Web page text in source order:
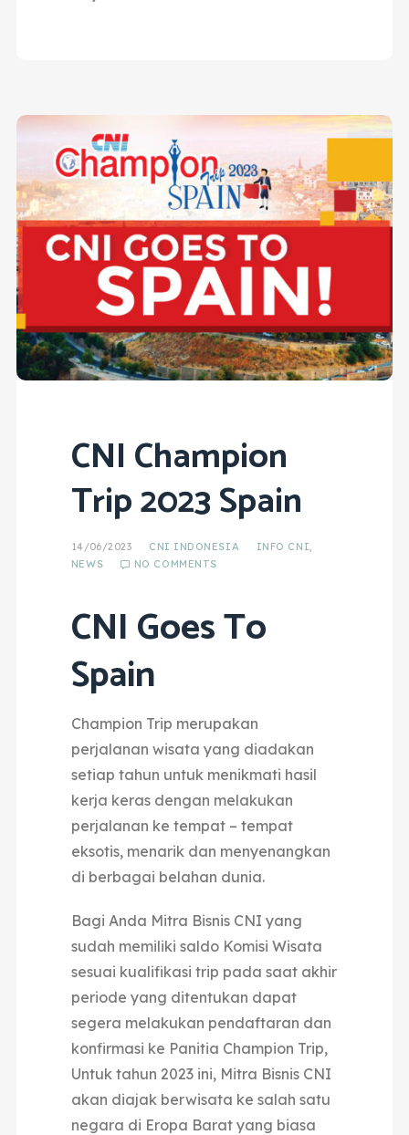
CNI Champion
Trip 2023 Spain
14/06/2023 CNI INDONESIA INFO CNI,
NEWS
NO COMMENTS
CNI Goes To
Spain
Champion Trip merupakan
perjalanan wisata yang diadakan
setiap tahun untuk menikmati hasil
kerja keras dengan melakukan
perjalanan ke tempat – tempat
eksotis, menarik dan menyenangkan
di berbagai belahan dunia.
Bagi Anda Mitra Bisnis CNI yang
sudah memiliki saldo Komisi Wisata
sesuai kualifikasi trip pada saat akhir
periode yang ditentukan dapat
segera melakukan pendaftaran dan
konfirmasi ke Panitia Champion Trip,
Untuk tahun 2023 ini, Mitra Bisnis CNI
akan diajak berwisata ke salah satu
negara di Eropa Barat yang biasa